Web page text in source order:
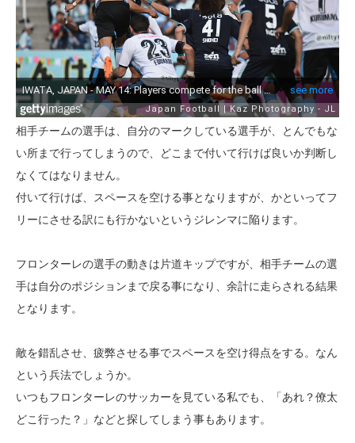
相手チームの選手は、自分のマークしている選手が、とんでもな
い所まで行ってしまうので、どこまで付いて行けば良いか判断し
なくてはなりません。
付いて行けば、スペースを空ける事となりますが、かといってフ
リーにさせる訳にも行かないというジレンマに陥ります。
フロンターレの選手の動きは片道キップですが、相手チームの選
手は自分のポジションまで戻る事になり、余計に走らされる結果
となります。
敵を錯乱させ、疲弊させる事でスペースを空け得点をする。なん
という兵法でしょうか。
いつもフロンターレのサッカーを見ている私でも、「あれ？僚太
どこ行った？」などと探してしまう事もあります。